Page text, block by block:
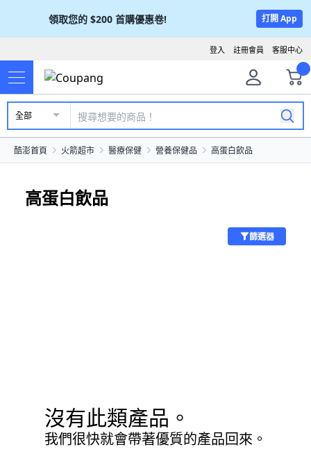
領取您的 $200 首購優惠卷! 打開 App
客服中心
註冊會員
登入
全部
酷澎首頁 火箭超市 醫療保健 營養保健品 高蛋白飲品
高蛋白飲品
篩選器
沒有此類產品。
我們很快就會帶著優質的產品回來。